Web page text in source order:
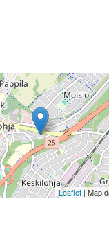
Leaflet| Map